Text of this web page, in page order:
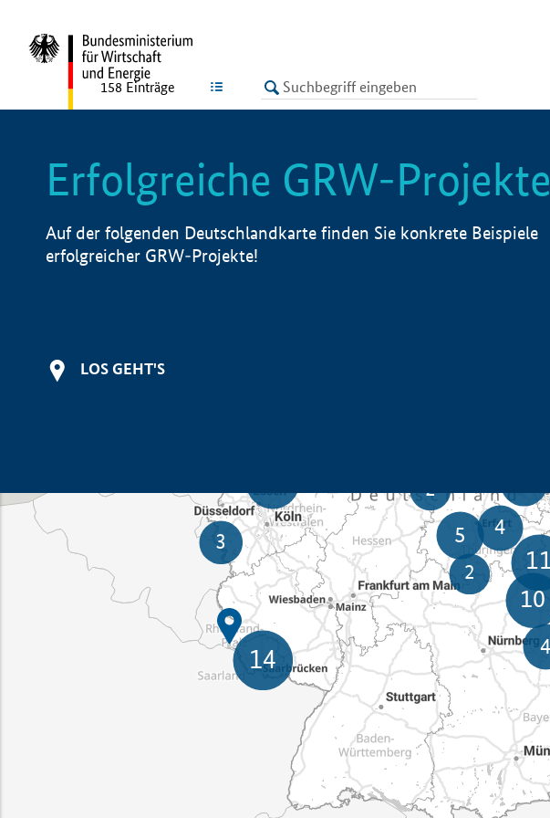
LISTE
158 Einträge
Erfolgreiche GRW-Projekte
Auf der folgenden Deutschlandkarte finden Sie konkrete Beispiele
erfolgreicher GRW-Projekte!
LOS GEHT'S